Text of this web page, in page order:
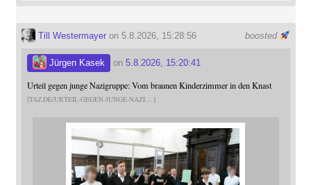
boosted
Till Westermayeron 5.8.2026, 15:28:56
Jürgen Kasek on 5.8.2026, 15:20:41
Urteil gegen junge Nazigruppe: Vom braunen Kinderzimmer in den Knast
TAZ.DE/URTEIL-GEGEN-JUNGE-NAZI